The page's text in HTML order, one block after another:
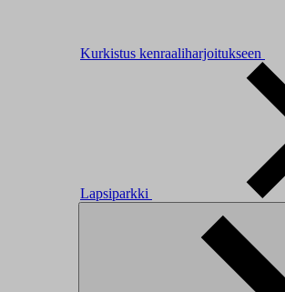
Kurkistus kenraaliharjoitukseen
Lapsiparkki